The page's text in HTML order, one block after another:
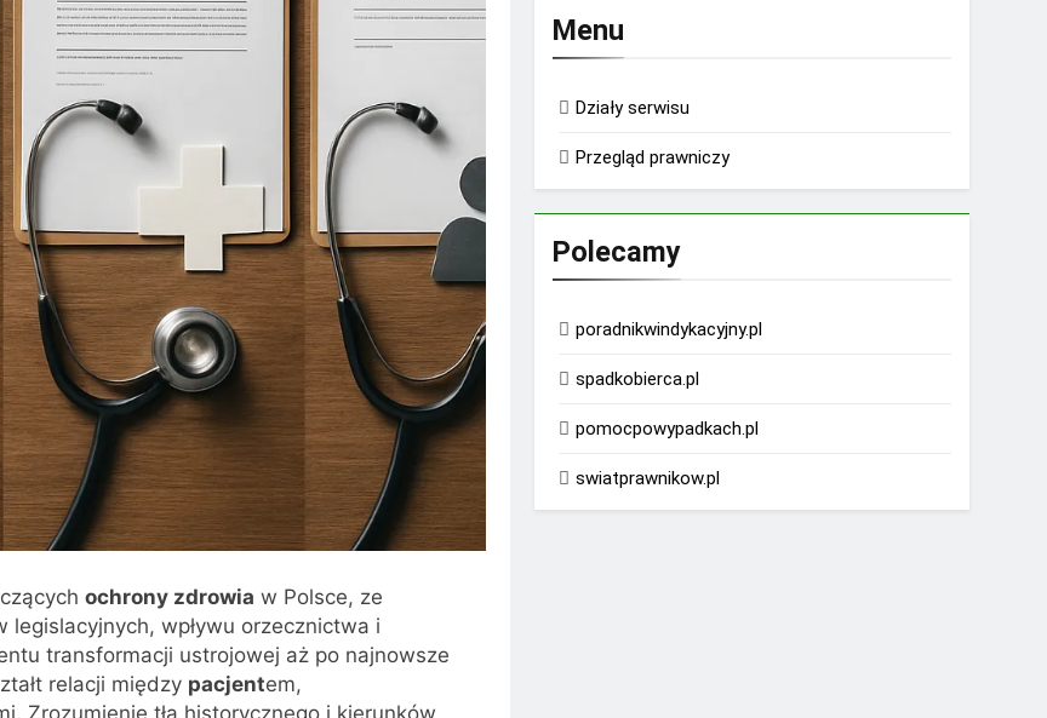
ochrony zdrowia w Polsce, ze
wpływu orzecznictwa i
transformacji ustrojowej aż po najnowsze
relacji między pacjentem,
Zrozumienie tła historycznego i kierunków
Menu
Działy serwisu
Przegląd prawniczy
Polecamy
poradnikwindykacyjny.pl
spadkobierca.pl
pomocpowypadkach.pl
swiatprawnikow.pl